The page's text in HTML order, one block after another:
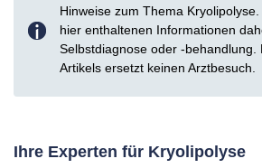
Hinweise zum Thema
hier enthaltenen Informationen
Selbstdiagnose oder -behandlung.
Artikels ersetzt keinen Arztbesuch.
Ihre Experten für Kryolipolyse